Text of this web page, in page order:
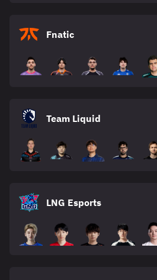
Fnatic
Team Liquid
LNG Esports